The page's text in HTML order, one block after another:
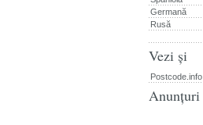
Germană
Rusă
Vezi și
Postcode.info
Anunțuri